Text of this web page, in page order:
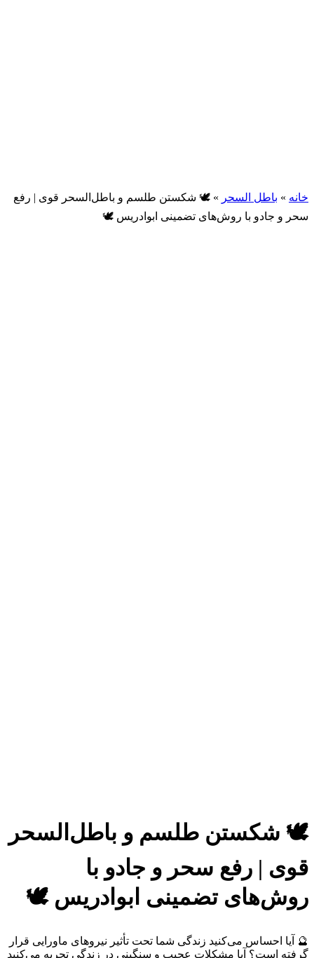
خانه » باطل السحر » 🕊 شکستن طلسم و باطل‌السحر قوی | رفع
سحر و جادو با روش‌های تضمینی ابوادریس 🕊
🕊 شکستن طلسم و باطل‌السحر
قوی | رفع سحر و جادو با
روش‌های تضمینی ابوادریس 🕊
🔮 آیا احساس می‌کنید زندگی شما تحت تأثیر نیروهای ماورایی قرار
گرفته است؟ آیا مشکلات عجیب و سنگینی در زندگی تجربه می‌کنید